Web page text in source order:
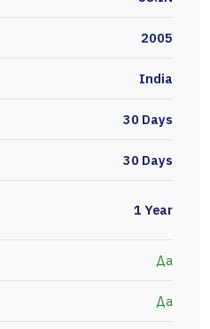
2005
India
30 Days
30 Days
1 Year
Да
Да